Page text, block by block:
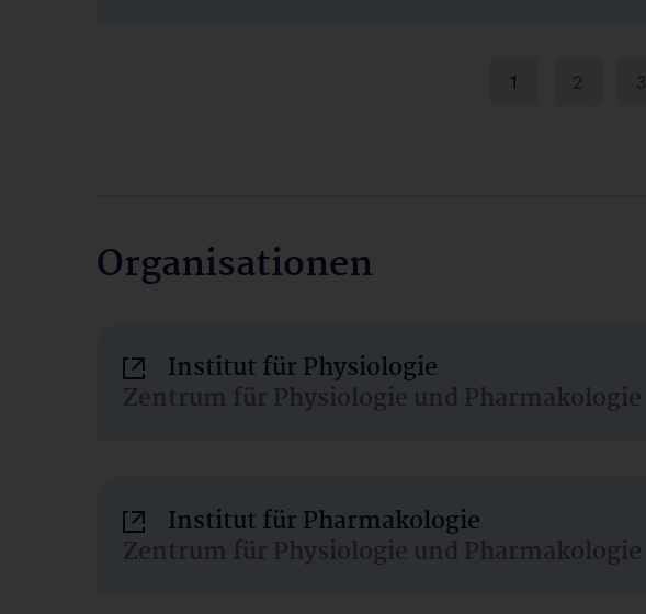
1 2 3
Organisationen
Institut für Physiologie
Zentrum für Physiologie und Pharmakologie
Institut für Pharmakologie
Zentrum für Physiologie und Pharmakologie